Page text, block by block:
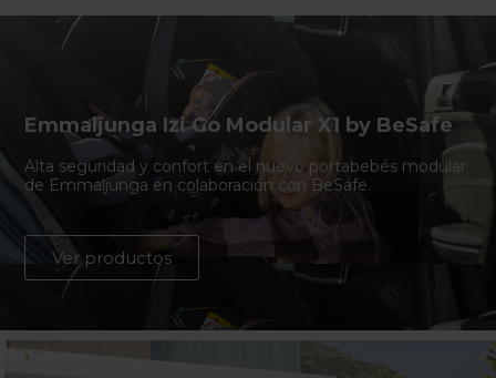
Emmaljunga Izi Go Modular X1 by BeSafe
Alta seguridad y confort en el nuevo portabebés modular
de Emmaljunga en colaboración con BeSafe.
Ver productos